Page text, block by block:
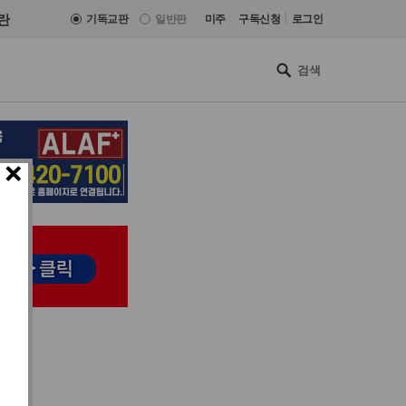
기독교판 일반판 미주 구독신청 로그인
×